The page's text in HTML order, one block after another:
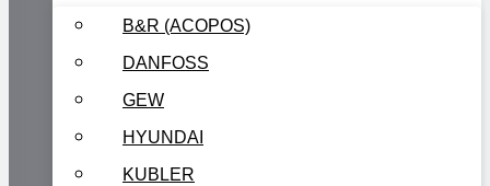
B&R (ACOPOS)
DANFOSS
GEW
HYUNDAI
KUBLER